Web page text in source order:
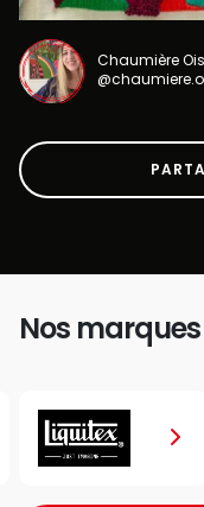
Chaumière
Nos marques